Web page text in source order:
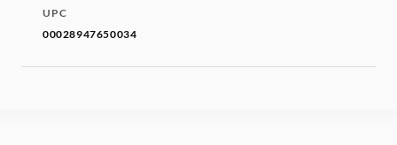
UPC
00028947650034